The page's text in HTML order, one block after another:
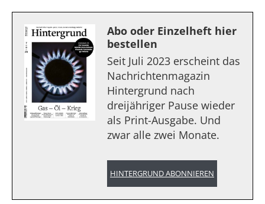
Abo oder Einzelheft hier
bestellen
Seit Juli 2023 erscheint das
Nachrichtenmagazin
Hintergrund nach
dreijähriger Pause wieder
als Print-Ausgabe. Und
zwar alle zwei Monate.
HINTERGRUND ABONNIEREN